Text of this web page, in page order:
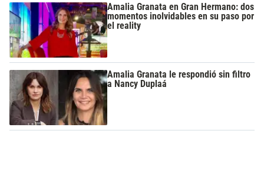
Amalia Granata en Gran Hermano: dos
momentos inolvidables en su paso por
el reality
Amalia Granata le respondió sin filtro
a Nancy Duplaá